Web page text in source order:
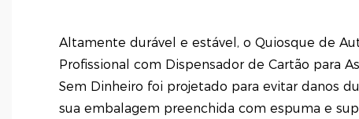
Altamente durável e estável, o Quiosque de
Profissional com Dispensador de Cartão para
Sem Dinheiro foi projetado para evitar danos
sua embalagem preenchida com espuma e